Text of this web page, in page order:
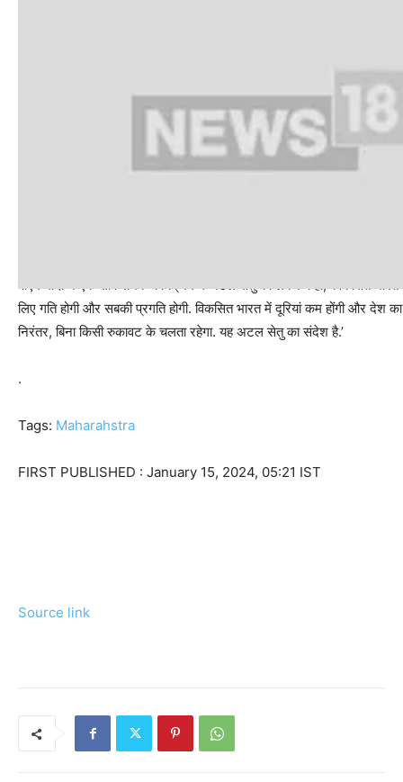
पीएम मोदी ने एक सार्वजनिक कार्यक्रम में अटल सेतु को लेकर कहा, ‘विकसित
लिए गति होगी और सबकी प्रगति होगी. विकसित भारत में दूरियां कम होंगी और देश
निरंतर, बिना किसी रुकावट के चलता रहेगा. यह अटल सेतु का संदेश है.’
.
Tags: Maharahstra
FIRST PUBLISHED : January 15, 2024, 05:21 IST
Source link